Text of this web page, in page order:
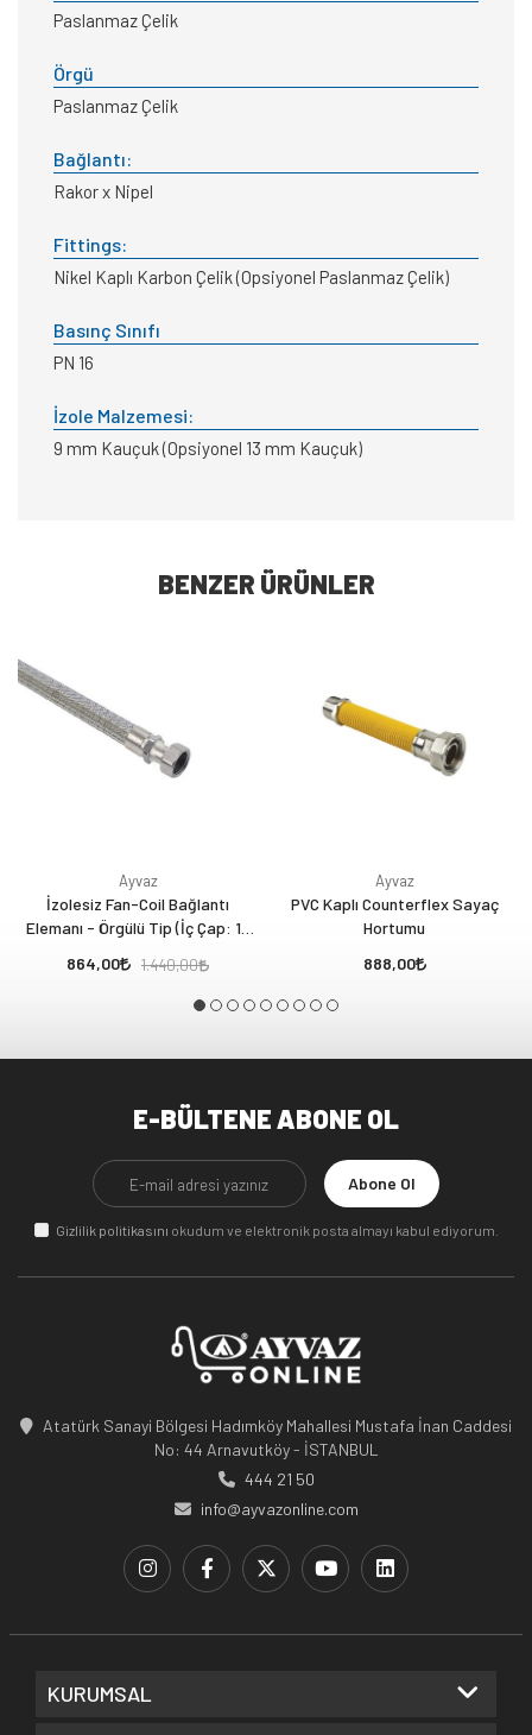
Paslanmaz Çelik
Örgü
Paslanmaz Çelik
Bağlantı:
Rakor x Nipel
Fittings:
Nikel Kaplı Karbon Çelik (Opsiyonel Paslanmaz Çelik)
Basınç Sınıfı
PN 16
İzole Malzemesi:
9 mm Kauçuk (Opsiyonel 13 mm Kauçuk)
BENZER ÜRÜNLER
Ayvaz
İzolesiz Fan-Coil Bağlantı
Elemanı - Örgülü Tip (İç Çap: 12
864,00 1.440,00
Ayvaz
PVC Kaplı Counterflex Sayaç
Hortumu
888,00
E-BÜLTENE ABONE OL
Abone Ol
Gizlilik politikasını okudum ve elektronik posta almayı kabul ediyorum.
Atatürk Sanayi Bölgesi Hadımköy Mahallesi Mustafa İnan Caddesi
No: 44 Arnavutköy - İSTANBUL
444 21 50
info@ayvazonline.com
KURUMSAL